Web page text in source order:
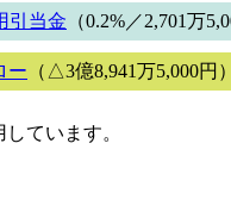
引当金 （0.2%／2,701万
ー （△3億8,941万5,000円）
ています。